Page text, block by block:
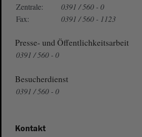
Zentrale:
0391 / 560 - 0
Fax:
0391 / 560 - 1123
Presse- und Öffentlichkeitsarbeit
0391 / 560 - 0
Besucherdienst
0391 / 560 - 0
Kontakt